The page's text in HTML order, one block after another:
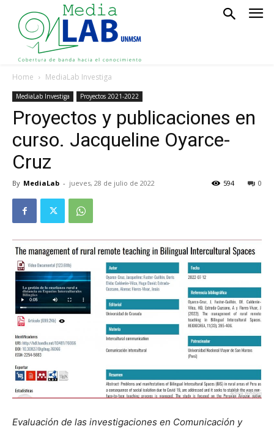
Home MediaLab Investiga
MediaLab Investiga Proyectos 2021-2022
Proyectos y publicaciones en
curso. Jacqueline Oyarce-
Cruz
By MediaLab - jueves, 28 de julio de 2022 0
594
Evaluación de las investigaciones en Comunicación y